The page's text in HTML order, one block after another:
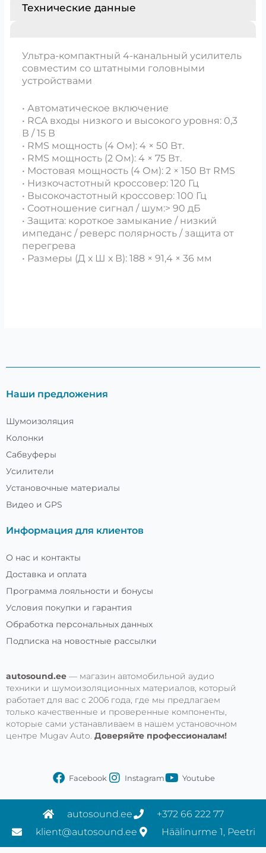
Технические данные
Ультра-компактный 4-канальный усилитель
совместим со штатными головными
устройствами
• Автоматическое включение
• RCA входы низкого и высокого уровня: 0,3
В / 15 В
• RMS мощность (4 Ом): 4 × 50 Вт.
• RMS мощность (2 Ом): 4 × 75 Вт.
• Мостовая мощность (4 Ом): 2 × 150 Вт RMS
• Низкочастотный кроссовер: 120 Гц
• Высокочастотный кроссовер: 100 Гц
• Соотношение сигнал / шум:> 90 дБ
• Защита: короткое замыкание / низкий
импеданс / реверс полярность / защита от
перегрева
• Размеры (Д х Ш х В): 188 × 91,4 × 36 мм
Наши предложения
Шумоизоляция
Колонки
Сабвуферы
Усилители
Установочные материалы
Видео и GPS
Информация для клиентов
О нас и контакты
Доставка и оплата
Программа лояльности и бонусы
Условия покупки и гарантия
Обработка персональных данных
Подписка на новостные рассылки
autosound.ee — магазин автомобильной аудио
техники и шумоизоляционных материалов, который
работает для вас с 2006 года, где мы предлагаем
только качественные и проверенные компоненты,
которые сами устанавливаем в нашем установочном
центре Mugav Auto. Доверяйте профессионалам!
Facebook Instagram Youtube
autosound.ee
+372 66 222 77
klient@autosound.ee
Häälinurme 1, Peetri